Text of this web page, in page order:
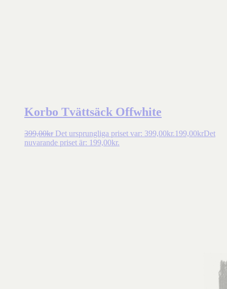
Korbo Tvättsäck Offwhite
399,00kr Det ursprungliga priset var: 399,00kr.199,00krDet
nuvarande priset är: 199,00kr.